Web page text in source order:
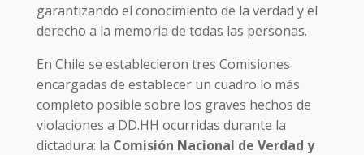
garantizando el conocimiento de la verdad y el
derecho a la memoria de todas las personas.
En Chile se establecieron tres Comisiones
encargadas de establecer un cuadro lo más
completo posible sobre los graves hechos de
violaciones a DD.HH ocurridas durante la
dictadura: la Comisión Nacional de Verdad y